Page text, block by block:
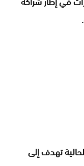
تهدف إلى